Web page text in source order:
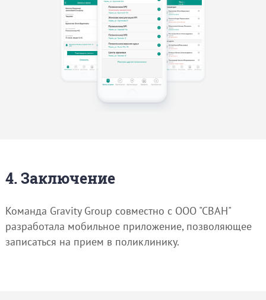
4. Заключение
Команда Gravity Group совместно с ООО "СВАН"
разработала мобильное приложение, позволяющее
записаться на прием в поликлинику.